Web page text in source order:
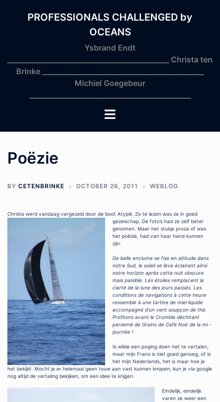
PROFESSIONALS CHALLENGED by
OCEANS
Ysbrand Endt
_______________________________________________ Christa ten
Brinke _______________________________________________
Michiel Goegebeur
Toggle
menu
Poëzie
BY CETENBRINKE OCTOBER 26, 2011 WEBLOG
Christa werd vandaag vergezeld door de boot Atypik. Zo te lezen was ze in goed
gezelschap. De foto’s had ze zelf beter
genomen. Maar het stukje proza of was
het poëzie, had van haar hand kunnen
zijn.
De belle enclume se fixe en altitude dans
notre Sud, le soleil se lève éclairant ainsi
notre horizon après cette nuit obscure
mais paisible. Les étoiles remplacent la
clarté de la lune des jours passés. Les
conditions de navigations à cette heure
ressemble à une tartine de miel liquide
accompagné d’un vent soupçon de thé.
Profitons avant le Crumble déchirant
parsemé de Grains de Café Noir de la mi -
journée !
Ik wilde een poging doen het te vertalen,
maar mijn Frans is niet goed genoeg, of is
het mijn Nederlands, het is maar hoe je
het bekijkt. Mocht je er helemaal geen touw aan vast kunnen knopen, kun je via google
nog altijd de vertaling bekijken, om een idee te krijgen.
Eindelijk, eindelijk
varen ze weer een